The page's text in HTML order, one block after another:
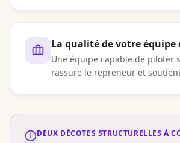
La qualité de votre équipe
Une équipe capable de piloter
rassure le repreneur et
DEUX DÉCOTES STRUCTURELLES À